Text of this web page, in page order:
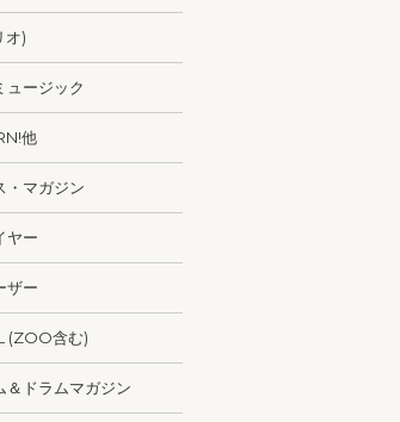
オ)
ュージック
他
・マガジン
ヤー
ザー
(ZOO含む)
＆ドラムマガジン